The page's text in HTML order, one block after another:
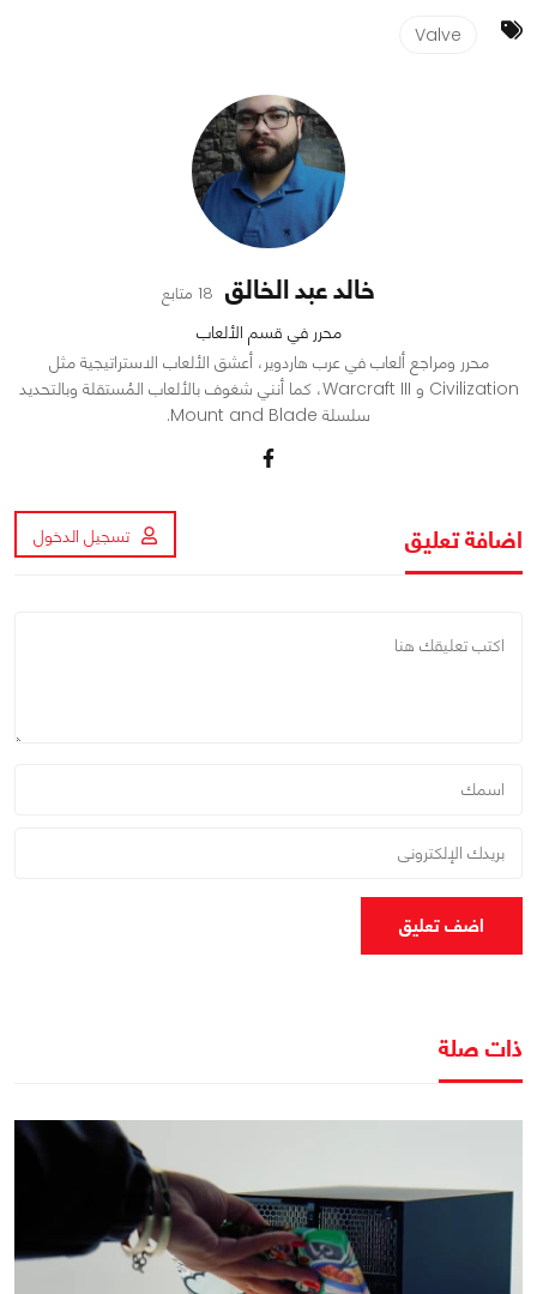
Valve
خالد عبد الخالق 18 متابع
محرر في قسم الألعاب
محرر ومراجع ألعاب في عرب هاردوير، أعشق الألعاب الاستراتيجية مثل
Civilization و Warcraft III، كما أنني شغوف بالألعاب المُستقلة وبالتحديد
سلسلة Mount and Blade.
اضافة تعليق تسجيل الدخول
اضف تعليق
ذات صلة